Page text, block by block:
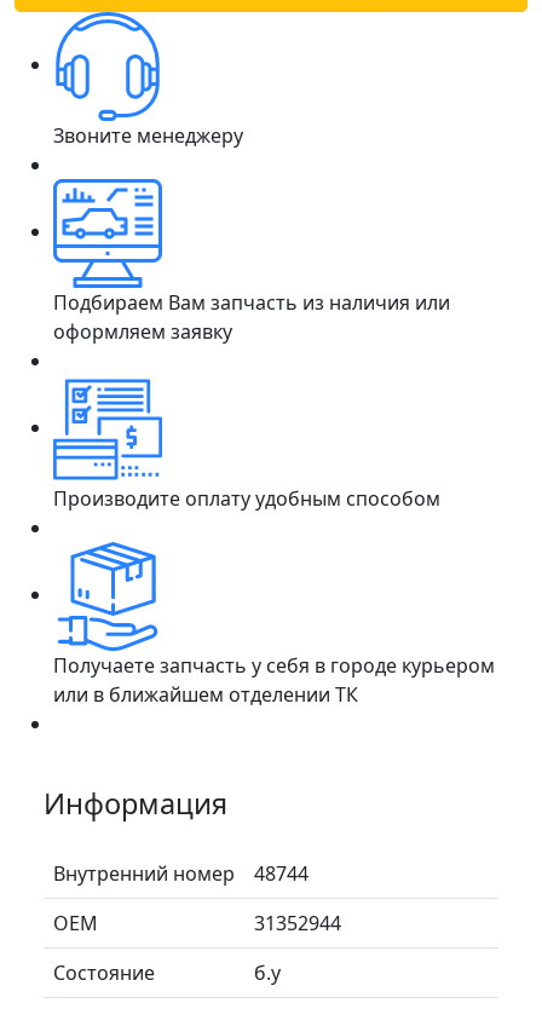
Звоните менеджеру
Подбираем Вам запчасть из наличия или
оформляем заявку
Производите оплату удобным способом
Получаете запчасть у себя в городе курьером
или в ближайшем отделении ТК
Информация
Внутренний номер
48744
ОЕМ
31352944
Состояние
б.у